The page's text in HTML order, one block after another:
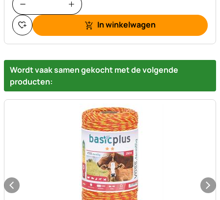
In winkelwagen
Wordt vaak samen gekocht met de volgende
producten: